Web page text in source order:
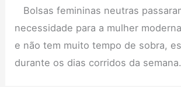
Bolsas femininas neutras
necessidade para a mulher
e não tem muito tempo de sobra,
durante os dias corridos da semana.